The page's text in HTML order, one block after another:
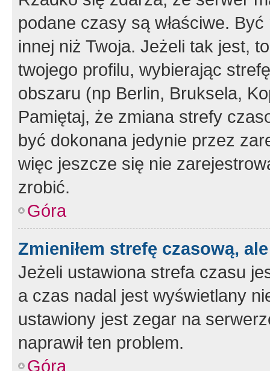
podane czasy są właściwe.
innej niż Twoja. Jeżeli tak jest,
twojego profilu, wybierając
obszaru (np Berlin, Bruksela,
Pamiętaj, że zmiana strefy
być dokonana jedynie przez
więc jeszcze się nie
zrobić.
Góra
Zmieniłem strefę czasową,
Jeżeli ustawiona strefa czasu
a czas nadal jest wyświetlany
ustawiony jest zegar na
naprawił ten problem.
Góra